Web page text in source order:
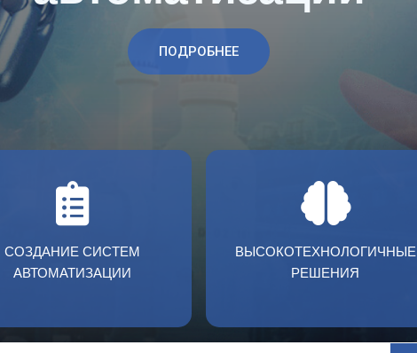
ПОДРОБНЕЕ
СОЗДАНИЕ СИСТЕМ
АВТОМАТИЗАЦИИ
ВЫСОКОТЕХНОЛОГИЧНЫЕ
РЕШЕНИЯ